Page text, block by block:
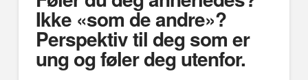
Ikke «som de andre»?
Perspektiv til deg som er
ung og føler deg utenfor.